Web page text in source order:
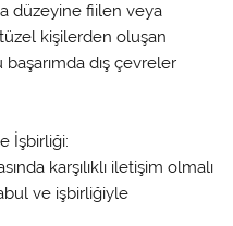
düzeyine fiilen veya
kişilerden oluşan
dış çevreler
İşbirliği:
karşılıklı iletişim olmalı
ve işbirliğiyle